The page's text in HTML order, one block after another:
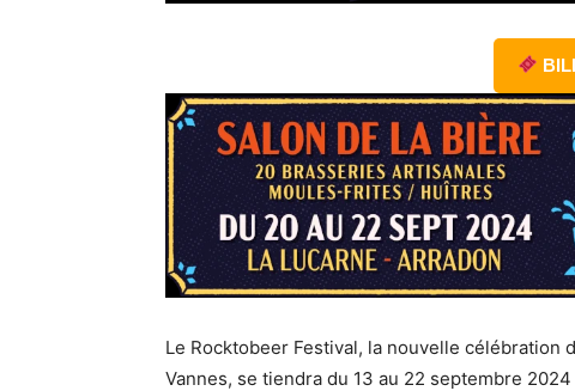
Le Rocktobeer Festival, la nouvelle célébration
Vannes, se tiendra du 13 au 22 septembre 2024